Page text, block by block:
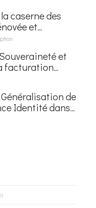
caserne des
et
et
facturation
de
Identité dans